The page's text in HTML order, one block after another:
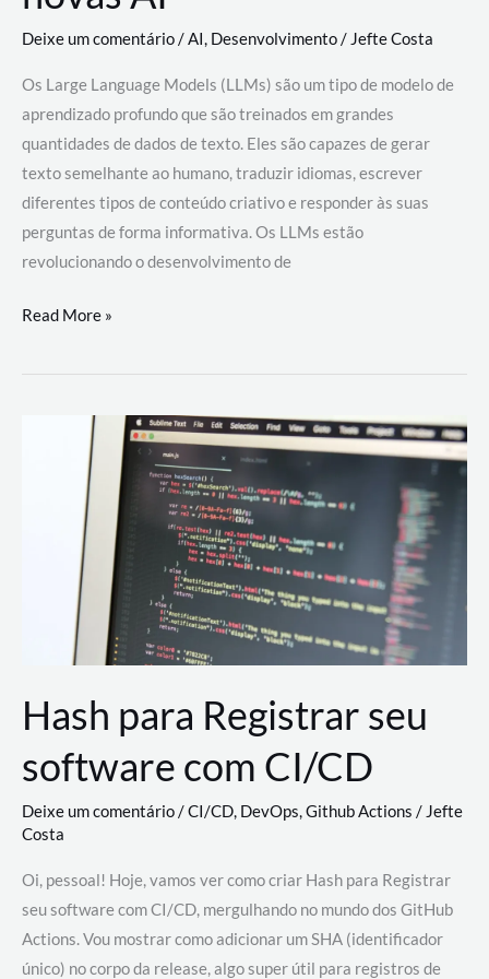
Deixe um comentário/AI, Desenvolvimento/ Jefte Costa
Os Large Language Models (LLMs) são um tipo de modelo de
aprendizado profundo que são treinados em grandes
quantidades de dados de texto. Eles são capazes de gerar
texto semelhante ao humano, traduzir idiomas, escrever
diferentes tipos de conteúdo criativo e responder às suas
perguntas de forma informativa. Os LLMs estão
revolucionando o desenvolvimento de
Large
Models
revolucionando
desenvolvimento
Read More »
Hash para Registrar seu
software com CI/CD
Deixe um comentário/CI/CD, DevOps,Github Actions /Jefte
Costa
Oi, pessoal! Hoje, vamos ver como criar Hash para Registrar
seu software com CI/CD, mergulhando no mundo dos GitHub
Actions. Vou mostrar como adicionar um SHA (identificador
único) no corpo da release, algo super útil para registros de